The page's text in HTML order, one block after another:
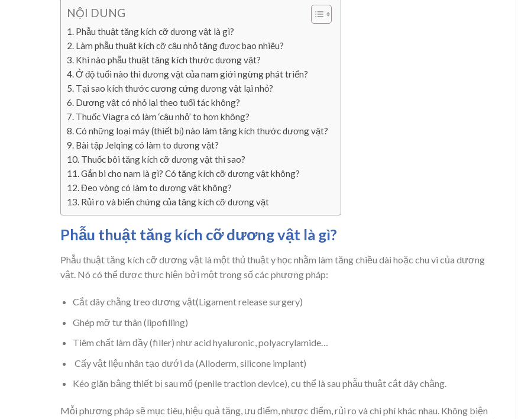
NỘI DUNG
Phẫu thuật tăng kích cỡ dương vật là gì?
Làm phẫu thuật kích cỡ cậu nhỏ tăng được bao nhiêu?
Khi nào phẫu thuật tăng kích thước dương vật?
Ở độ tuổi nào thì dương vật của nam giới ngừng phát triển?
Tại sao kích thước cương cứng dương vật lại nhỏ?
Dương vật có nhỏ lại theo tuổi tác không?
Thuốc Viagra có làm ‘cậu nhỏ’ to hơn không?
Có những loại máy (thiết bị) nào làm tăng kích thước dương vật?
Bài tập Jelqing có làm to dương vật?
Thuốc bôi tăng kích cỡ dương vật thì sao?
Gắn bi cho nam là gì? Có tăng kích cỡ dương vật không?
Đeo vòng có làm to dương vật không?
Rủi ro và biến chứng của tăng kích cỡ dương vật
Phẫu thuật tăng kích cỡ dương vật là gì?
Phẫu thuật tăng kích cỡ dương vật là một thủ thuật y học nhằm làm tăng chiều dài hoặc chu vi của dương
vật. Nó có thể được thực hiện bởi một trong số các phương pháp:
Cắt dây chằng treo dương vật(Ligament release surgery)
Ghép mỡ tự thân (lipofilling)
Tiêm chất làm đầy (filler) như acid hyaluronic, polyacrylamide…
Cấy vật liệu nhân tạo dưới da (Alloderm, silicone implant)
Kéo giãn bằng thiết bị sau mổ (penile traction device), cụ thể là sau phẫu thuật cắt dây chằng.
Mỗi phương pháp sẽ mục tiêu, hiệu quả tăng, ưu điểm, nhược điểm, rủi ro và chi phí khác nhau. Không biện